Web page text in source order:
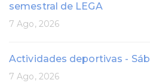
semestral de LEGA
7 Ago, 2026
Actividades deportivas -
7 Ago, 2026